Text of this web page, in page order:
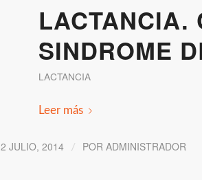
LACTANCIA.
SINDROME
LACTANCIA
Leer más
2 JULIO, 2014 / POR ADMINISTRADOR